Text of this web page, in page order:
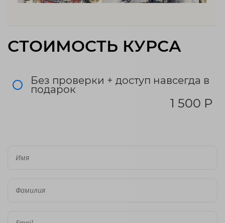
СТОИМОСТЬ КУРСА
Без проверки + доступ навсегда в
подарок
1 500 Р